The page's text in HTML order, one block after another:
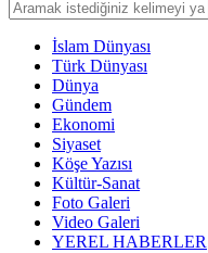
İslam Dünyası
Türk Dünyası
Dünya
Gündem
Ekonomi
Siyaset
Köşe Yazısı
Kültür-Sanat
Foto Galeri
Video Galeri
YEREL HABERLER